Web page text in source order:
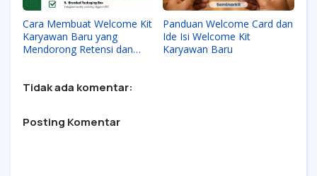
Cara Membuat Welcome Kit
Karyawan Baru yang
Mendorong Retensi dan
Panduan Welcome Card dan
Ide Isi Welcome Kit
Karyawan Baru
Tidak ada komentar:
Posting Komentar